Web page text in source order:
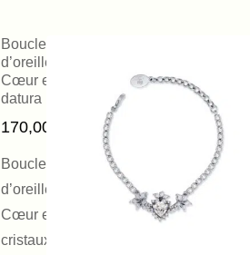
Boucles
d’oreilles Aile
Cœur et fleurs
datura blanc
170,00
Boucles
d’oreilles Aile
Cœur en
cristaux et